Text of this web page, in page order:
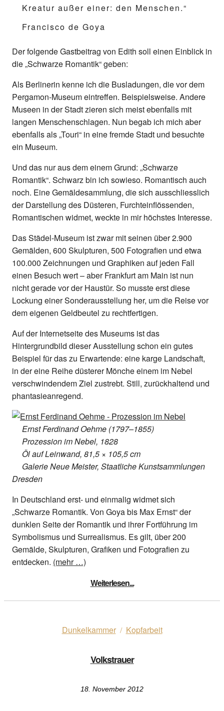
Kreatur außer einer: den Menschen.“
Francisco de Goya
Der folgende Gastbeitrag von Edith soll einen Einblick in
die „Schwarze Romantik“ geben:
Als Berlinerin kenne ich die Busladungen, die vor dem
Pergamon-Museum eintreffen. Beispielsweise. Andere
Museen in der Stadt zieren sich meist ebenfalls mit
langen Menschenschlagen. Nun begab ich mich aber
ebenfalls als „Touri“ in eine fremde Stadt und besuchte
ein Museum.
Und das nur aus dem einem Grund: „Schwarze
Romantik“. Schwarz bin ich sowieso. Romantisch auch
noch. Eine Gemäldesammlung, die sich ausschliesslich
der Darstellung des Düsteren, Furchteinflössenden,
Romantischen widmet, weckte in mir höchstes Interesse.
Das Städel-Museum ist zwar mit seinen über 2.900
Gemälden, 600 Skulpturen, 500 Fotografien und etwa
100.000 Zeichnungen und Graphiken auf jeden Fall
einen Besuch wert – aber Frankfurt am Main ist nun
nicht gerade vor der Haustür. So musste erst diese
Lockung einer Sonderausstellung her, um die Reise vor
dem eigenen Geldbeutel zu rechtfertigen.
Auf der Internetseite des Museums ist das
Hintergrundbild dieser Ausstellung schon ein gutes
Beispiel für das zu Erwartende: eine karge Landschaft,
in der eine Reihe düsterer Mönche einem im Nebel
verschwindendem Ziel zustrebt. Still, zurückhaltend und
phantasieanregend.
Ernst Ferdinand Oehme (1797–1855)
Prozession im Nebel, 1828
Öl auf Leinwand, 81,5 × 105,5 cm
Galerie Neue Meister, Staatliche Kunstsammlungen
Dresden
In Deutschland erst- und einmalig widmet sich
„Schwarze Romantik. Von Goya bis Max Ernst“ der
dunklen Seite der Romantik und ihrer Fortführung im
Symbolismus und Surrealismus. Es gilt, über 200
Gemälde, Skulpturen, Grafiken und Fotografien zu
entdecken. (mehr …)
Weiterlesen...
Dunkelkammer/ Kopfarbeit
Volkstrauer
18. November 2012